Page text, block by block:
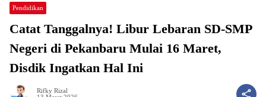
Pendidikan
Catat Tanggalnya! Libur Lebaran SD-SMP
Negeri di Pekanbaru Mulai 16 Maret,
Disdik Ingatkan Hal Ini
Rifky Rizal